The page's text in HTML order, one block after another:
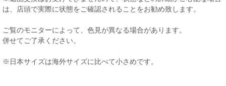
は、店頭で実際に状態をご確認されることをお勧め致します。
ご覧のモニターによって、色見が異なる場合があります。
併せてご了承ください。
※日本サイズは海外サイズに比べて小さめです。